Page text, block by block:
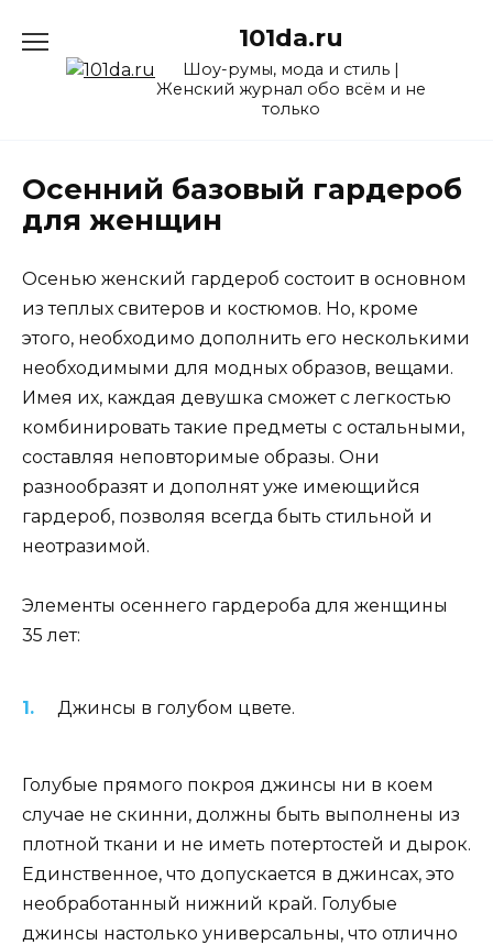
содержанию
101da.ru
Шоу-румы, мода и стиль |
Женский журнал обо всём и не
только
Осенний базовый гардероб
для женщин
Осенью женский гардероб состоит в основном
из теплых свитеров и костюмов. Но, кроме
этого, необходимо дополнить его несколькими
необходимыми для модных образов, вещами.
Имея их, каждая девушка сможет с легкостью
комбинировать такие предметы с остальными,
составляя неповторимые образы. Они
разнообразят и дополнят уже имеющийся
гардероб, позволяя всегда быть стильной и
неотразимой.
Элементы осеннего гардероба для женщины
35 лет:
Джинсы в голубом цвете.
Голубые прямого покроя джинсы ни в коем
случае не скинни, должны быть выполнены из
плотной ткани и не иметь потертостей и дырок.
Единственное, что допускается в джинсах, это
необработанный нижний край. Голубые
джинсы настолько универсальны, что отлично